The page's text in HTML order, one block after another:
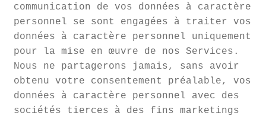
communication de vos données à caractère
personnel se sont engagées à traiter vos
données à caractère personnel uniquement
pour la mise en œuvre de nos Services.
Nous ne partagerons jamais, sans avoir
obtenu votre consentement préalable, vos
données à caractère personnel avec des
sociétés tierces à des fins marketings